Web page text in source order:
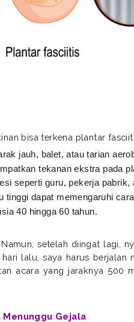
bisa terkena plantar
jauh, balet, atau tarian
tekanan ekstra pada
seperti guru, pekerja pabrik,
tinggi dapat memengaruhi
40 hingga 60 tahun.
setelah diingat lagi,
lalu, saya harus berjalan
acara yang jaraknya 500
Menunggu Gejala